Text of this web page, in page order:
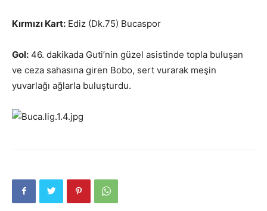
Kırmızı Kart: Ediz (Dk.75) Bucaspor
Gol: 46. dakikada Guti’nin güzel asistinde topla buluşan
ve ceza sahasına giren Bobo, sert vurarak meşin
yuvarlağı ağlarla buluşturdu.